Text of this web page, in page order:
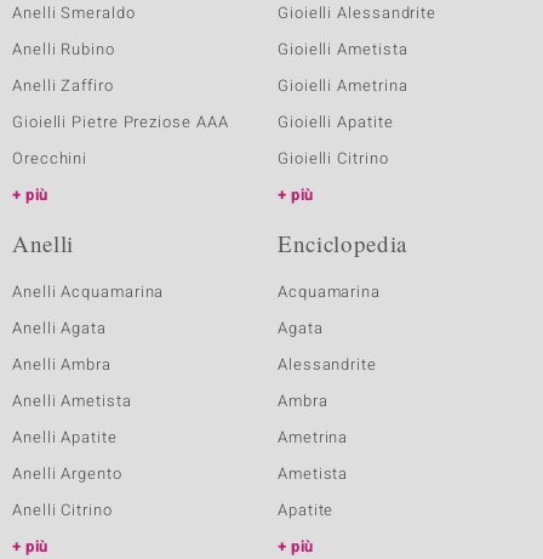
Anelli Smeraldo
Anelli Rubino
Anelli Zaffiro
Gioielli Pietre Preziose AAA
Orecchini
più
Gioielli Alessandrite
Gioielli Ametista
Gioielli Ametrina
Gioielli Apatite
Gioielli Citrino
più
Anelli
Anelli Acquamarina
Anelli Agata
Anelli Ambra
Anelli Ametista
Anelli Apatite
Anelli Argento
Anelli Citrino
più
Enciclopedia
Acquamarina
Agata
Alessandrite
Ambra
Ametrina
Ametista
Apatite
più